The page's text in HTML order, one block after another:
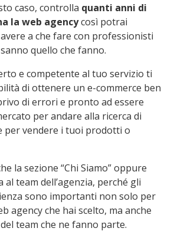
caso, controlla quanti anni di
la web agencycosì potrai
a che fare con professionisti
quello che fanno.
e competente al tuo servizio ti
di ottenere un e-commerce ben
di errori e pronto ad essere
per andare alla ricerca di
per vendere i tuoi prodotti o
la sezione “Chi Siamo” oppure
al team dell’agenzia, perché gli
sono importanti non solo per
agency che hai scelto, ma anche
team che ne fanno parte.